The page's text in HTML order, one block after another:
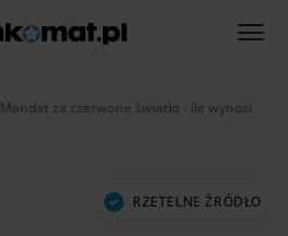
Aktualnie:
Mandat za czerwone światło - ile wynosi
RZETELNE ŹRÓDŁO